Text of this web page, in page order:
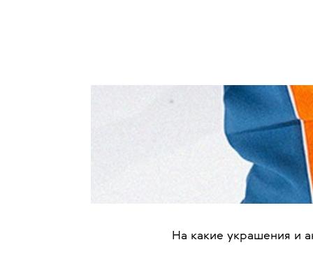
На какие украшения и